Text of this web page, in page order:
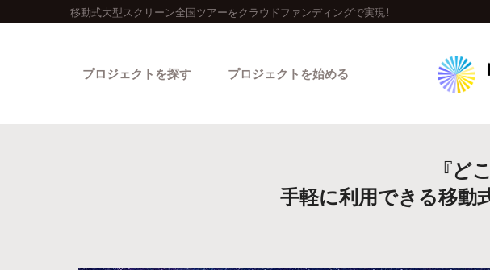
移動式大型スクリーン全国ツアーをクラウドファンディングで実現！
プロジェクトを探す
人気のプロジェクト
プロジェクトを始める
『ど
手軽に利用できる移動